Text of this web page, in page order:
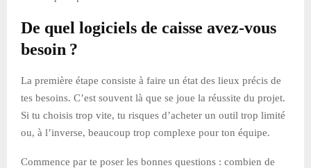
De quel logiciels de caisse avez-vous
besoin ?
La première étape consiste à faire un état des lieux précis de
tes besoins. C’est souvent là que se joue la réussite du projet.
Si tu choisis trop vite, tu risques d’acheter un outil trop limité
ou, à l’inverse, beaucoup trop complexe pour ton équipe.
Commence par te poser les bonnes questions : combien de